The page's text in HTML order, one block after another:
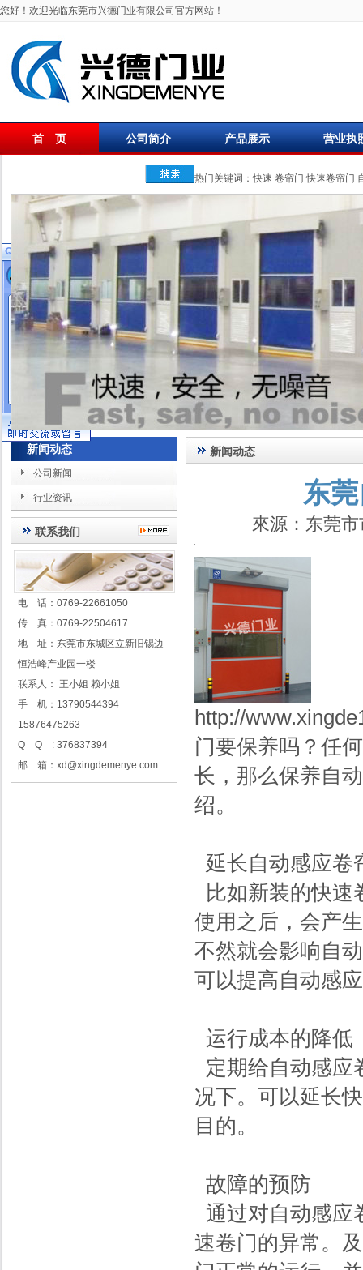
您好！欢迎光临东莞市兴德门业有限公司官方网站！
首 页 公司简介 产品展示 营业执
热门关键词：快速 卷帘门 快速卷帘门
新闻动态
公司新闻
行业资讯
联系我们
电 话：0769-22661050
传 真：0769-22504617
地 址：东莞市东城区立新旧锡边
恒浩峰产业园一楼
联系人： 王小姐 赖小姐
手 机：13790544394
15876475263
Q Q : 376837394
邮 箱：xd@xingdemenye.com
新闻动态
东
來源：东莞
http://
门要保养吗？任
长，那么保养自
绍。
延长自动感应卷
比如新装的快速
使用之后，会产
不然就会影响自
可以提高自动感
运行成本的降低
定期给自动感应
况下。可以延长
目的。
故障的预防
通过对自动感应
速卷门的异常。
在线客服